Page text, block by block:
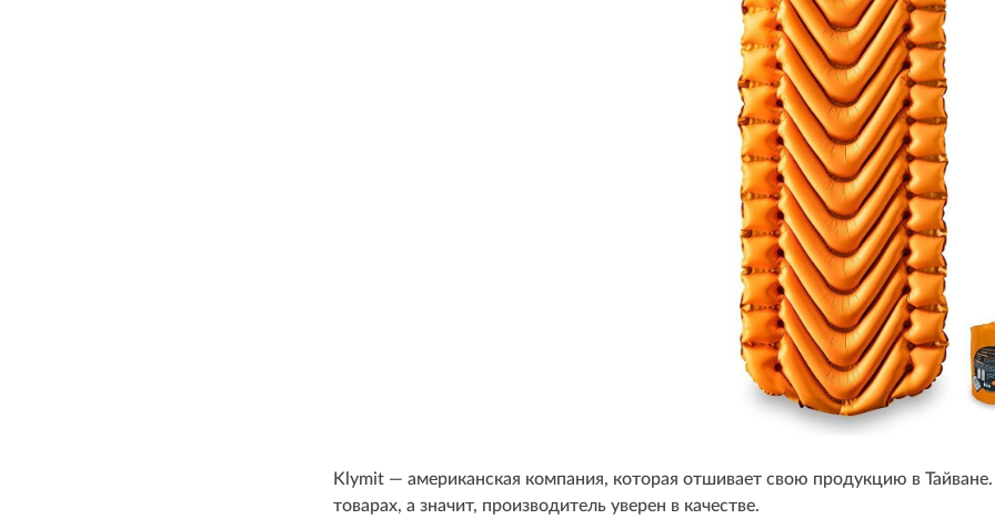
Klymit — американская компания, которая отшивает свою продукцию в
товарах, а значит, производитель уверен в качестве.